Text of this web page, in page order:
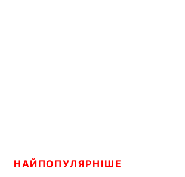
НАЙПОПУЛЯРНІШЕ